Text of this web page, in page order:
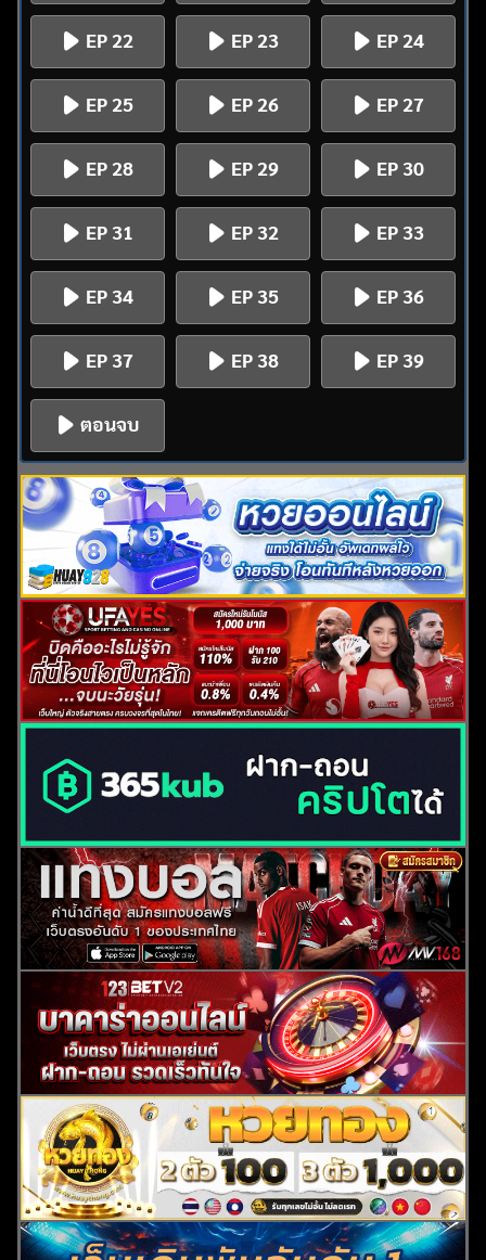
EP 22 EP 23 EP 24
EP 25 EP 26 EP 27
EP 28 EP 29 EP 30
EP 31 EP 32 EP 33
EP 34 EP 35 EP 36
EP 37 EP 38 EP 39
ตอนจบ